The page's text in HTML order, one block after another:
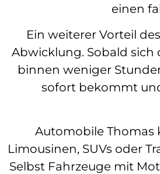
einen
Ein weiterer Vorteil
Abwicklung. Sobald
binnen weniger
sofort bekommt
Automobile Thomas
Limousinen, SUVs oder
Selbst Fahrzeuge mit